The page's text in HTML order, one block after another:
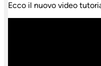
Ecco il nuovo video